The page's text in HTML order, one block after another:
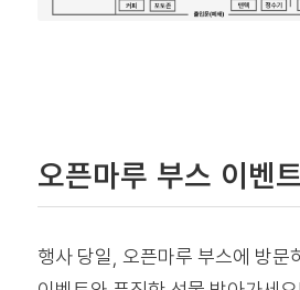
오픈마루 부스 이벤
행사 당일, 오픈마루 부스에 방문